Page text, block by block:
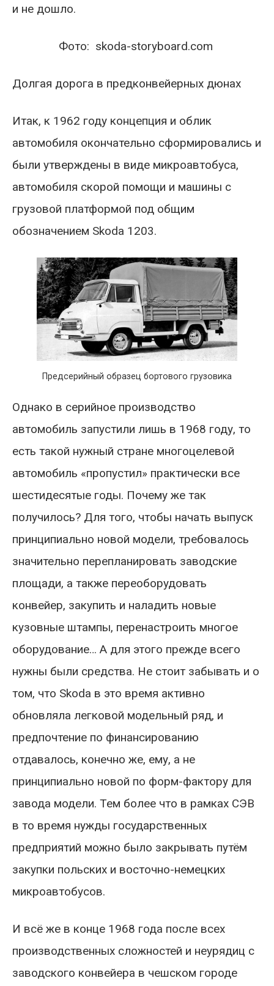
и не дошло.
Фото: skoda-storyboard.com
Долгая дорога в предконвейерных дюнах
Итак, к 1962 году концепция и облик
автомобиля окончательно сформировались и
были утверждены в виде микроавтобуса,
автомобиля скорой помощи и машины с
грузовой платформой под общим
обозначением Skoda 1203.
Предсерийный образец бортового грузовика
Однако в серийное производство
автомобиль запустили лишь в 1968 году, то
есть такой нужный стране многоцелевой
автомобиль «пропустил» практически все
шестидесятые годы. Почему же так
получилось? Для того, чтобы начать выпуск
принципиально новой модели, требовалось
значительно перепланировать заводские
площади, а также переоборудовать
конвейер, закупить и наладить новые
кузовные штампы, перенастроить многое
оборудование… А для этого прежде всего
нужны были средства. Не стоит забывать и о
том, что Skoda в это время активно
обновляла легковой модельный ряд, и
предпочтение по финансированию
отдавалось, конечно же, ему, а не
принципиально новой по форм-фактору для
завода модели. Тем более что в рамках СЭВ
в то время нужды государственных
предприятий можно было закрывать путём
закупки польских и восточно-немецких
микроавтобусов.
И всё же в конце 1968 года после всех
производственных сложностей и неурядиц с
заводского конвейера в чешском городе